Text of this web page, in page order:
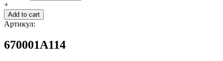
+
Артикул:
670001A114